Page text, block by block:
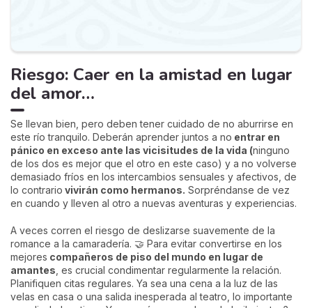
Riesgo: Caer en la amistad en lugar
del amor…
Se llevan bien, pero deben tener cuidado de no aburrirse en
este río tranquilo. Deberán aprender juntos a no entrar en
pánico en exceso ante las vicisitudes de la vida (ninguno
de los dos es mejor que el otro en este caso) y a no volverse
demasiado fríos en los intercambios sensuales y afectivos, de
lo contrario vivirán como hermanos. Sorpréndanse de vez
en cuando y lleven al otro a nuevas aventuras y experiencias.
A veces corren el riesgo de deslizarse suavemente de la
romance a la camaradería. 🤝 Para evitar convertirse en los
mejores compañeros de piso del mundo en lugar de
amantes , es crucial condimentar regularmente la relación.
Planifiquen citas regulares. Ya sea una cena a la luz de las
velas en casa o una salida inesperada al teatro, lo importante